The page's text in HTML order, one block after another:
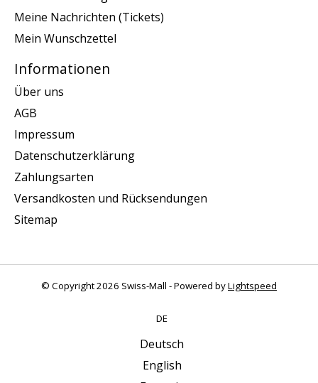
Meine Nachrichten (Tickets)
Mein Wunschzettel
Informationen
Über uns
AGB
Impressum
Datenschutzerklärung
Zahlungsarten
Versandkosten und Rücksendungen
Sitemap
© Copyright 2026 Swiss-Mall - Powered byLightspeed
DE
Deutsch
English